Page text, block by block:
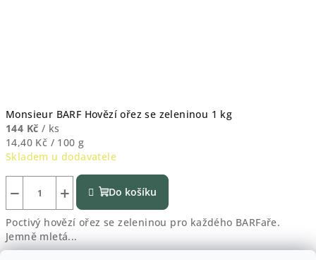
Monsieur BARF Hovězí ořez se zeleninou 1 kg
144 Kč / ks
Měrná
cena:
14,40 Kč / 100 g
Skladem u dodavatele
+
− Do košíku
Poctivý hovězí ořez se zeleninou pro každého BARFaře.
Jemně mletá...